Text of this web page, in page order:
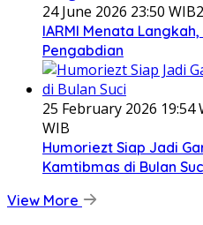
24 June 2026 23:50 WIB
IARMI Menata
Pengabdian
25 February 2026 19:54
WIB
Humoriezt Siap Jadi
Kamtibmas di Bulan
View More